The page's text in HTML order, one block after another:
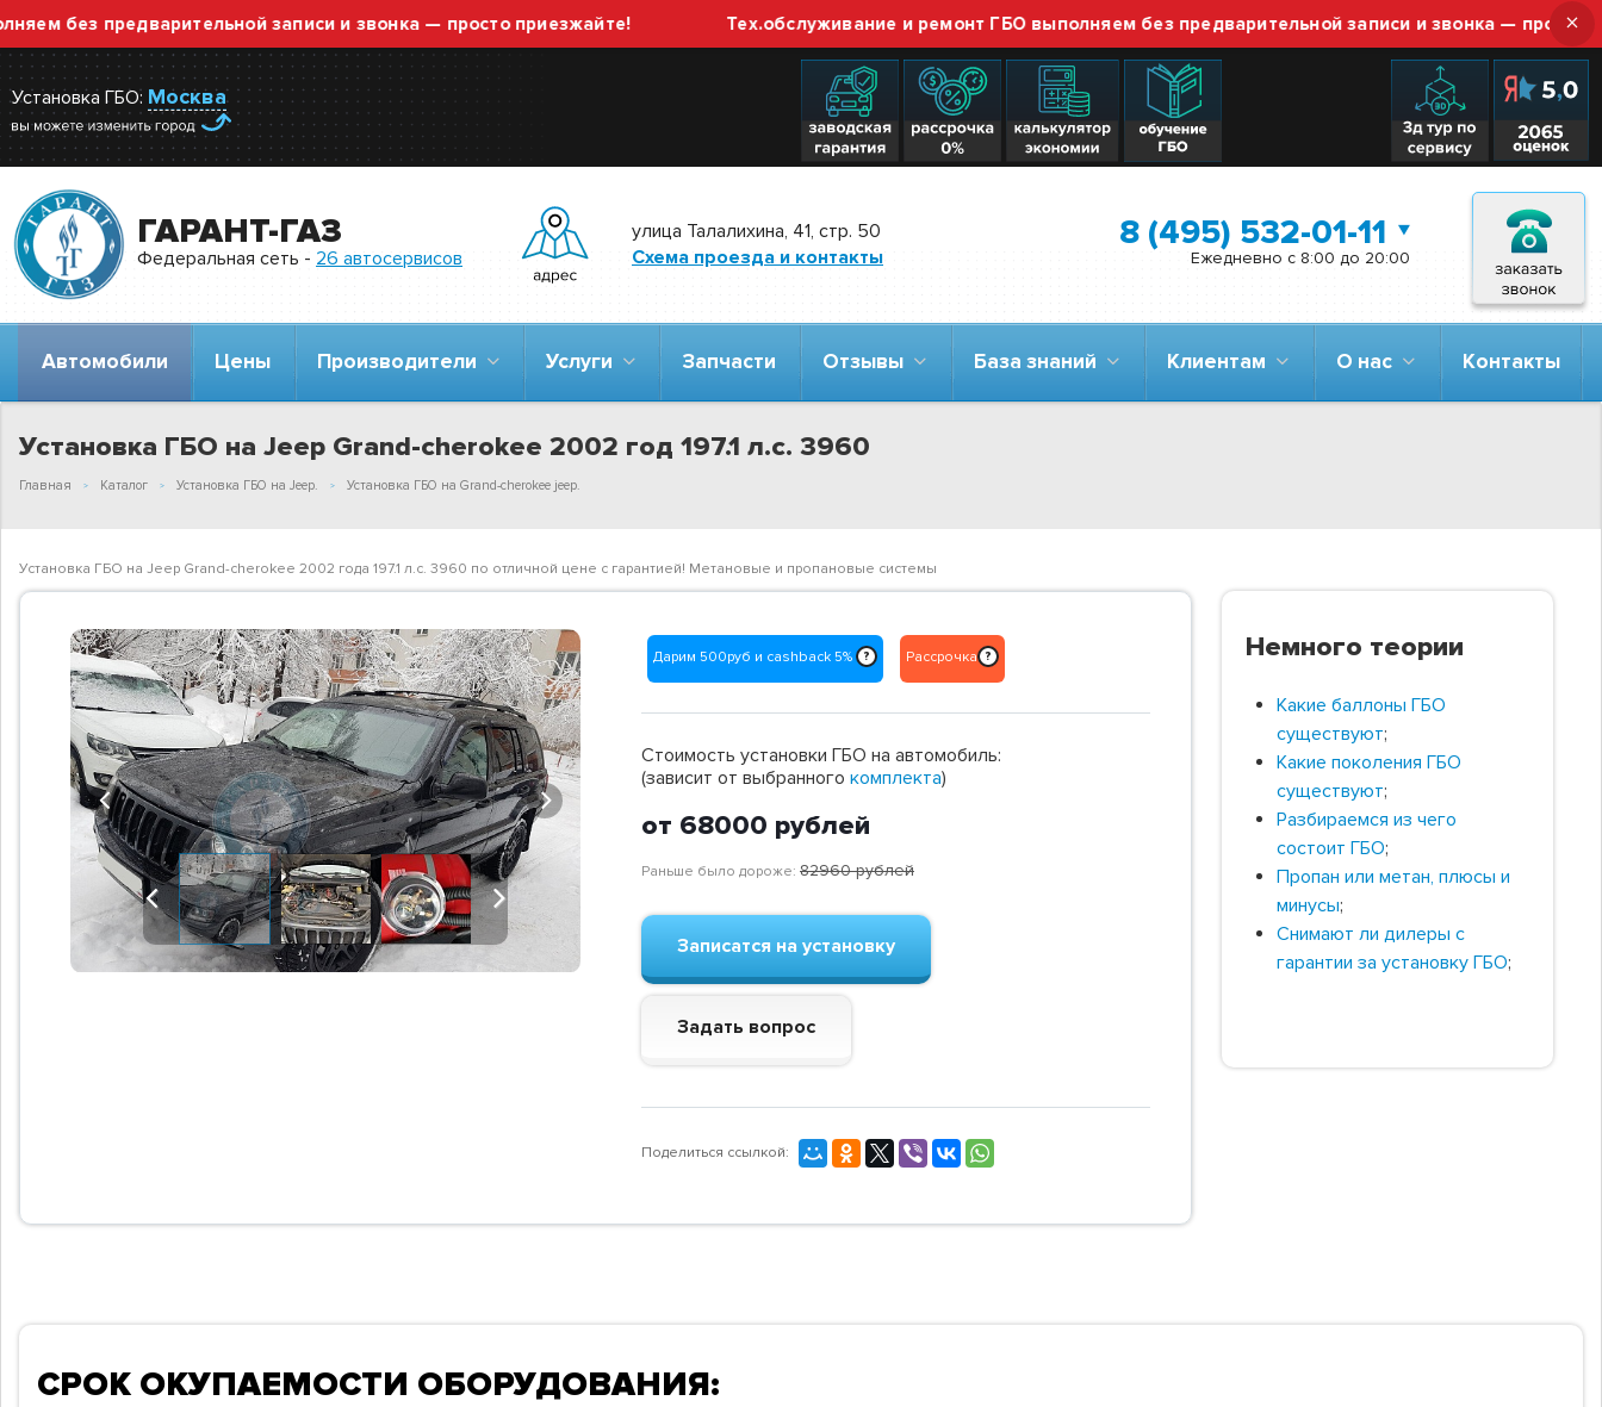
предварительной записи и звонка — просто приезжайте! Тех.обслуживание и ремонт ГБО выполняем без предварительной записи и звонка — просто ×
Установка ГБО: Москва
ГАРАНТ-ГАЗ
Федеральная сеть - 26 автосервисов
улица Талалихина, 41, стр. 50
Схема проезда и контакты
8 (495) 532-01-11
Ежедневно с 8:00 до 20:00
Автомобили Цены Производители Услуги Запчасти Отзывы База знаний Клиентам О нас Контакты
Установка ГБО на Jeep Grand-cherokee 2002 год 197.1 л.с. 3960
Главная Каталог Установка ГБО на Jeep. Установка ГБО на Grand-cherokee jeep.
Установка ГБО на Jeep Grand-cherokee 2002 года 197.1 л.с. 3960 по отличной цене с гарантией! Метановые и пропановые системы
Previous Next
Previous Next
Дарим 500руб и cashback 5% ? Рассрочка ?
Стоимость установки ГБО на автомобиль:
(зависит от выбранного комплекта)
от 68000 рублей
Раньше было дороже: 82960рублей
Записатся на установку
Задать вопрос
Поделиться ссылкой:
Немного теории
Какие баллоны ГБО
существуют;
Какие поколения ГБО
существуют;
Разбираемся из чего
состоит ГБО;
Пропан или метан, плюсы и
минусы;
Снимают ли дилеры с
гарантии за установку ГБО;
СРОК ОКУПАЕМОСТИ ОБОРУДОВАНИЯ: